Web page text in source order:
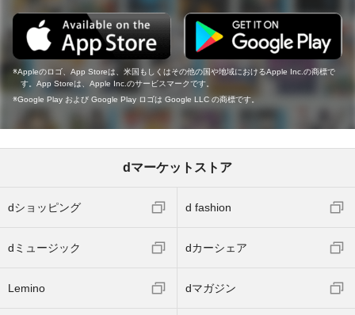
Appleのロゴ、App Storeは、米国もしくはその他の国や地域におけるApple Inc.の商標で
す。App Storeは、Apple Inc.のサービスマークです。
Google Play および Google Play ロゴは Google LLC の商標です。
dマーケットストア
dショッピング d fashion
dミュージック dカーシェア
Lemino dマガジン